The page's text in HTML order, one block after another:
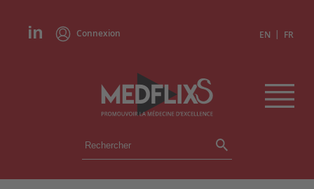
Connexion EN | FR
ÉVÉNEMENTS